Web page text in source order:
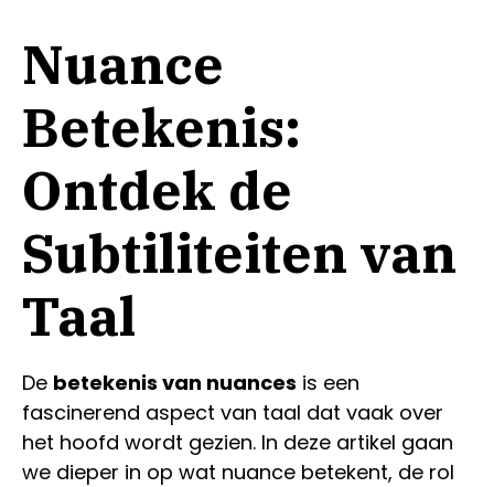
Nuance
Betekenis:
Ontdek de
Subtiliteiten van
Taal
De betekenis van nuances is een
fascinerend aspect van taal dat vaak over
het hoofd wordt gezien. In deze artikel gaan
we dieper in op wat nuance betekent, de rol